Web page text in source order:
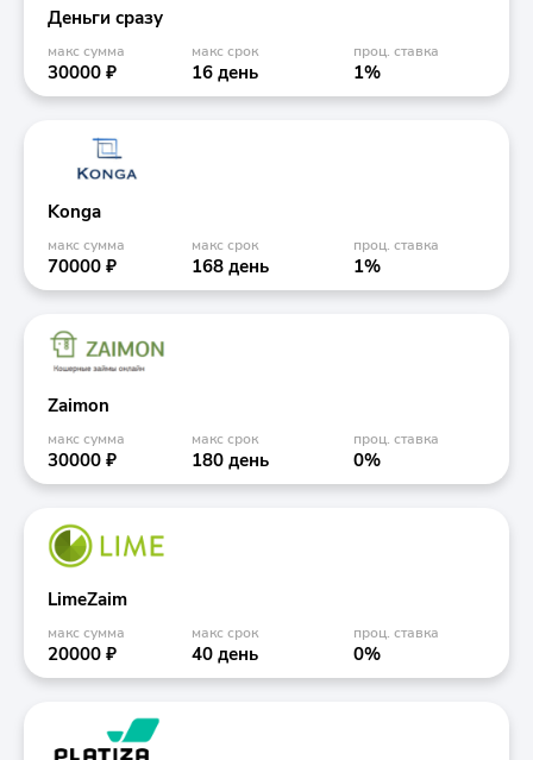
Деньги сразу
макс сумма
30000 ₽
макс срок
16 день
проц. ставка
1%
Konga
макс сумма
70000 ₽
макс срок
168 день
проц. ставка
1%
Zaimon
макс сумма
30000 ₽
макс срок
180 день
проц. ставка
0%
LimeZaim
макс сумма
20000 ₽
макс срок
40 день
проц. ставка
0%